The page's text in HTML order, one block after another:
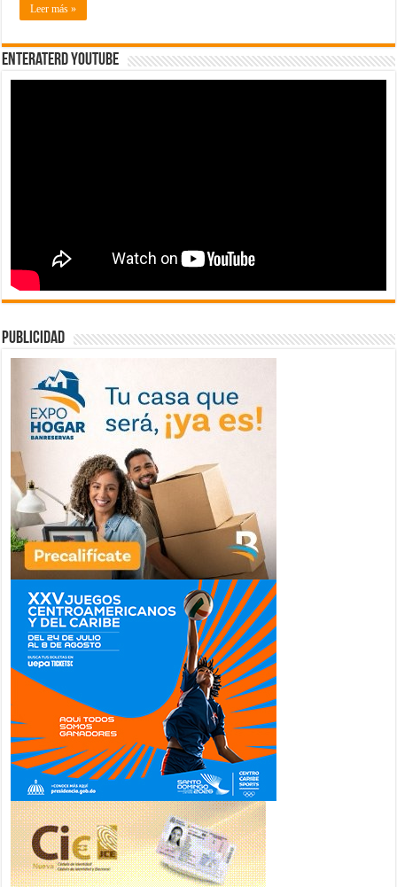
Leer más »
EnterateRD YOUTUBE
publicidad